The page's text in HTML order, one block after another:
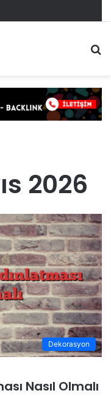
...
2026
Dekorasyon
Nasıl Olmalı